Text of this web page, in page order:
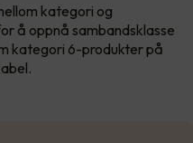
kategori og
å oppnå sambandsklasse
kategori 6-produkter på